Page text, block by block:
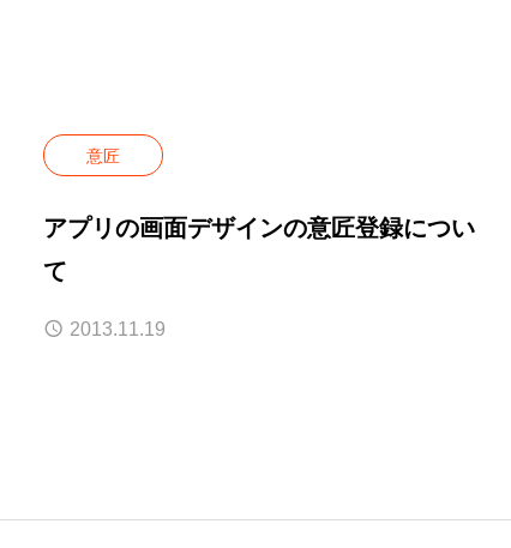
意匠
アプリの画面デザインの意匠登録につい
て
2013.11.19